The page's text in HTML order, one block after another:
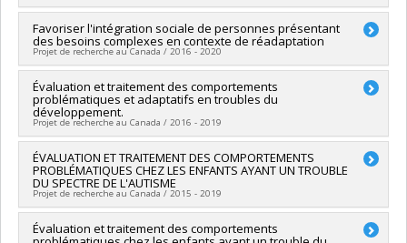
Chercheur principal :Diane Morin
Co-chercheurs :Marc Lanovaz
Sources de financement :
handicapées du Québec
Programmes de subvention :
Favoriser l'intégration sociale de personnes présentant
des besoins complexes en contexte de réadaptation
Projet de recherche au Canada / 2016 - 2020
Chercheur principal : Marc Lanovaz
Co-chercheurs : Mélina Rivard ,Diane Morin
Sources de financement :Consortium national de recherche
sur l'intégration sociale
Programmes de subvention :
Évaluation et traitement des comportements
problématiques et adaptatifs en troubles du
développement.
Projet de recherche au Canada / 2016 - 2019
Chercheur principal :Marc Lanovaz
Sources de financement :Fondation de l'Hôpital Ste-Justine
Programmes de subvention :
ÉVALUATION ET TRAITEMENT DES COMPORTEMENTS
PROBLÉMATIQUES CHEZ LES ENFANTS AYANT UN TROUBLE
DU SPECTRE DE L'AUTISME
Projet de recherche au Canada / 2015 - 2019
Chercheur principal : Marc Lanovaz
Évaluation et traitement des comportements